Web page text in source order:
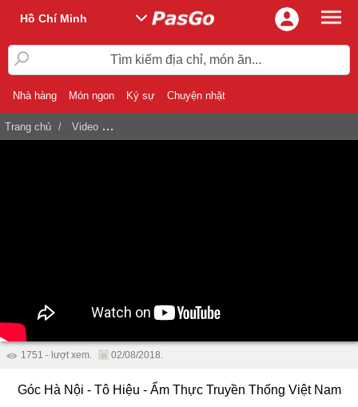
Hồ Chí Minh
Tìm kiếm địa chỉ, món ăn...
Nhà hàng Món ngon Ký sự Chuyện nhặt
Trang chủ Video
1751 - lượt xem. 02/08/2018.
Góc Hà Nội - Tô Hiệu - Ẩm Thực Truyền Thống Việt Nam